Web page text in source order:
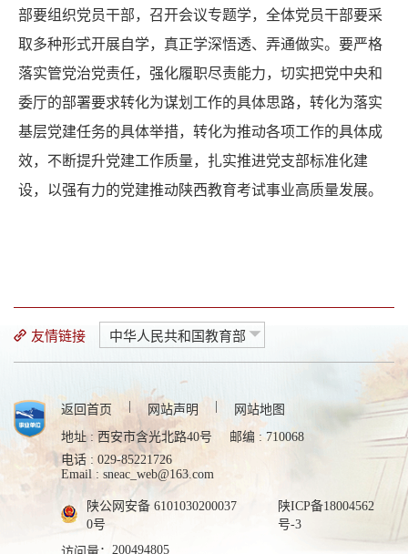
部要组织党员干部，召开会议专题学，全体党员干部要采
取多种形式开展自学，真正学深悟透、弄通做实。要严格
落实管党治党责任，强化履职尽责能力，切实把党中央和
委厅的部署要求转化为谋划工作的具体思路，转化为落实
基层党建任务的具体举措，转化为推动各项工作的具体成
效，不断提升党建工作质量，扎实推进党支部标准化建
设，以强有力的党建推动陕西教育考试事业高质量发展。
友情链接 中华人民共和国教育部
返回首页 | 网站声明 |
网站地图
地址 : 西安市含光北路40号
邮编 : 710068
电话 : 029-85221726
Email : sneac_web@163.com
陕公网安备 6101030200037
0号
陕ICP备18004562
号-3
200494805